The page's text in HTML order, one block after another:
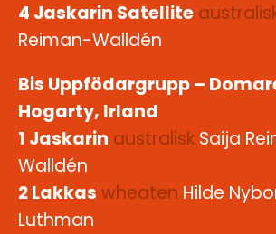
4 Jaskarin Satellite
Reiman-Walldén
Bis Uppfödargrupp –
Hogarty, Irland
1 Jaskarin australisk Saija
Walldén
2 Lakkas wheaten Hilde
Luthman